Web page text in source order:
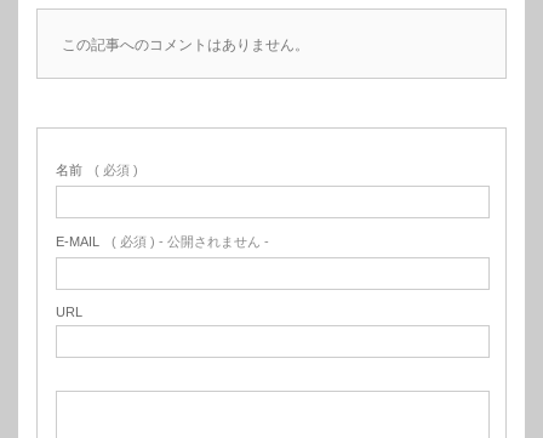
この記事へのコメントはありません。
名前 ( 必須 )
E-MAIL ( 必須 ) - 公開されません -
URL